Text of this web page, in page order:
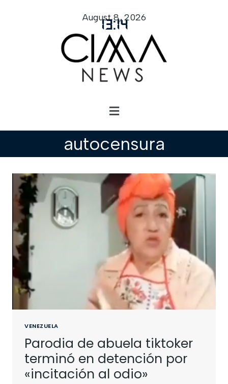
13:14
August 8, 2026
autocensura
VENEZUELA
Parodia de abuela tiktoker
terminó en detención por
«incitación al odio»